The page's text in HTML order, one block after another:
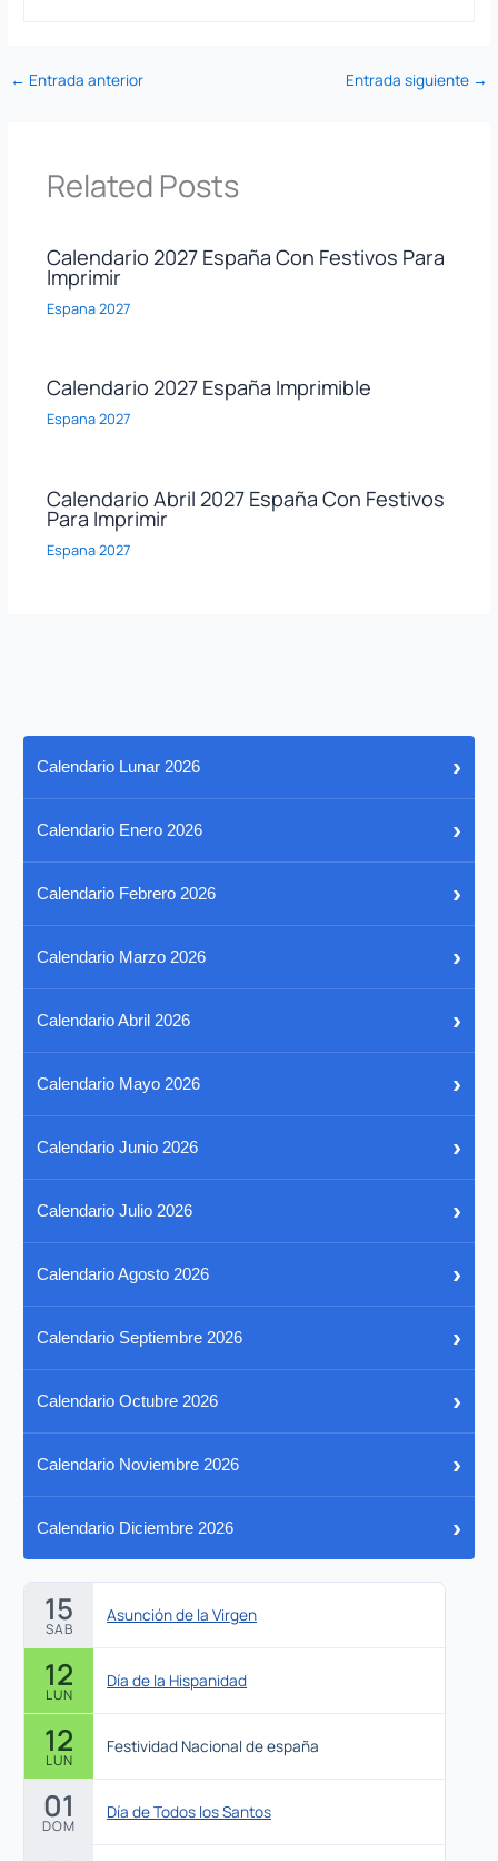
← Entrada anterior Entrada siguiente →
Related Posts
Calendario 2027 España Con Festivos Para
Imprimir
Espana 2027
Calendario 2027 España Imprimible
Espana 2027
Calendario Abril 2027 España Con Festivos
Para Imprimir
Espana 2027
Calendario Lunar 2026 ›
Calendario Enero 2026 ›
Calendario Febrero 2026 ›
Calendario Marzo 2026 ›
Calendario Abril 2026 ›
Calendario Mayo 2026 ›
Calendario Junio 2026 ›
Calendario Julio 2026 ›
Calendario Agosto 2026 ›
Calendario Septiembre 2026 ›
Calendario Octubre 2026 ›
Calendario Noviembre 2026 ›
Calendario Diciembre 2026 ›
15
SAB
Asunción de la Virgen
12
LUN
Día de la Hispanidad
12
LUN
Festividad Nacional de españa
01
DOM
Día de Todos los Santos